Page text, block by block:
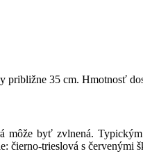
35 cm. Hmotnosť
môže byť zvlnená.
trieslová s červenými